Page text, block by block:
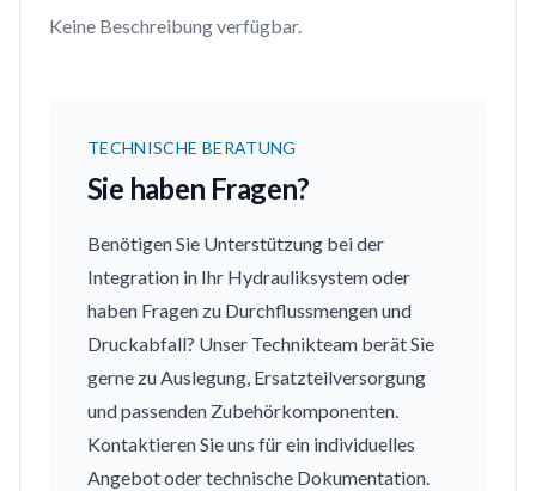
Keine Beschreibung verfügbar.
TECHNISCHE BERATUNG
Sie haben Fragen?
Benötigen Sie Unterstützung bei der
Integration in Ihr Hydrauliksystem oder
haben Fragen zu Durchflussmengen und
Druckabfall? Unser Technikteam berät Sie
gerne zu Auslegung, Ersatzteilversorgung
und passenden Zubehörkomponenten.
Kontaktieren Sie uns für ein individuelles
Angebot oder technische Dokumentation.